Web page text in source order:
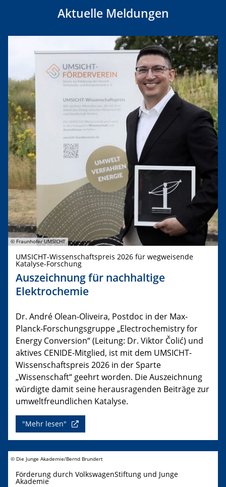
Aktuelle Meldungen
© Fraunhofer UMSICHT
UMSICHT-Wissenschaftspreis 2026 für wegweisende
Katalyse-Forschung
Auszeichnung für nachhaltige
Elektrochemie
Dr. André Olean-Oliveira, Postdoc in der Max-
Planck-Forschungsgruppe „Electrochemistry for
Energy Conversion“ (Leitung: Dr. Viktor Čolić) und
aktives CENIDE-Mitglied, ist mit dem UMSICHT-
Wissenschaftspreis 2026 in der Sparte
„Wissenschaft“ geehrt worden. Die Auszeichnung
würdigte damit seine herausragenden Beiträge zur
umweltfreundlichen Katalyse.
"Mehr lesen"
© Die Junge Akademie/Bernd Brundert
Förderung durch VolkswagenStiftung und Junge
Akademie